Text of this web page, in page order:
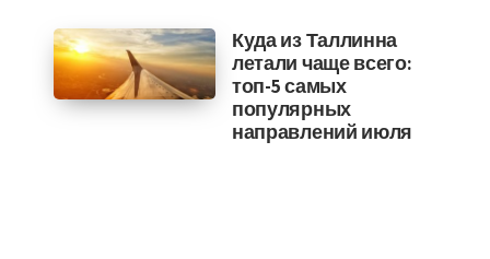
Куда из Таллинна
летали чаще всего:
топ-5 самых
популярных
направлений июля